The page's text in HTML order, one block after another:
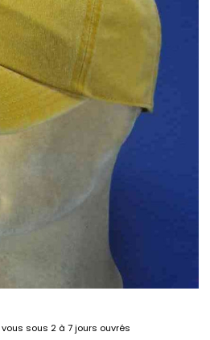
sous 2 à 7 jours ouvrés